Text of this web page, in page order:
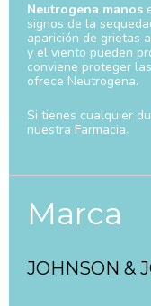
Neutrogena manos
signos de la
aparición de grietas
y el viento pueden
conviene proteger
ofrece Neutrogena.
Si tienes cualquier
nuestra Farmacia.
Marca
JOHNSON &